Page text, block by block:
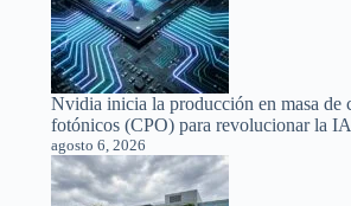
Nvidia inicia la producción en masa de
fotónicos (CPO) para revolucionar la IA
agosto 6, 2026